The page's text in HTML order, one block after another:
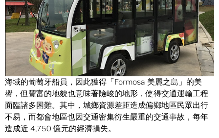
在十六世紀航海時代，台灣高山林木之美驚艷了航經過臨近
海域的葡萄牙船員，因此獲得「Formosa 美麗之島」的美
譽，但豐富的地貌也意味著險峻的地形，使得交通運輸工程
面臨諸多困難。其中，城鄉資源差距造成偏鄉地區民眾出行
不易，而都會地區也因交通密集衍生嚴重的交通事故，每年
造成近 4,750 億元的經濟損失。